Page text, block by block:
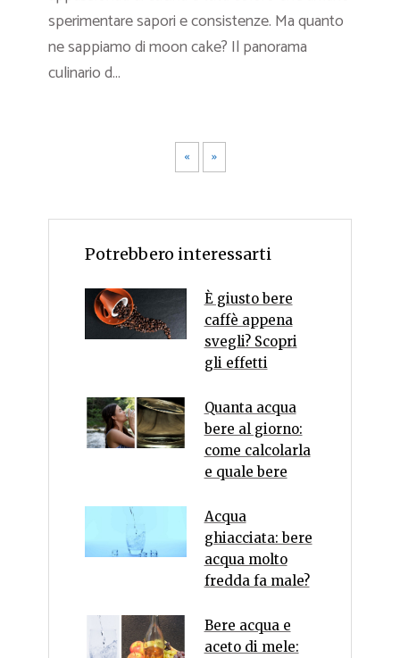
sperimentare sapori e consistenze. Ma quanto
ne sappiamo di moon cake? Il panorama
culinario d...
« »
Potrebbero interessarti
È giusto bere
caffè appena
svegli? Scopri
gli effetti
Quanta acqua
bere al giorno:
come calcolarla
e quale bere
Acqua
ghiacciata: bere
acqua molto
fredda fa male?
Bere acqua e
aceto di mele: